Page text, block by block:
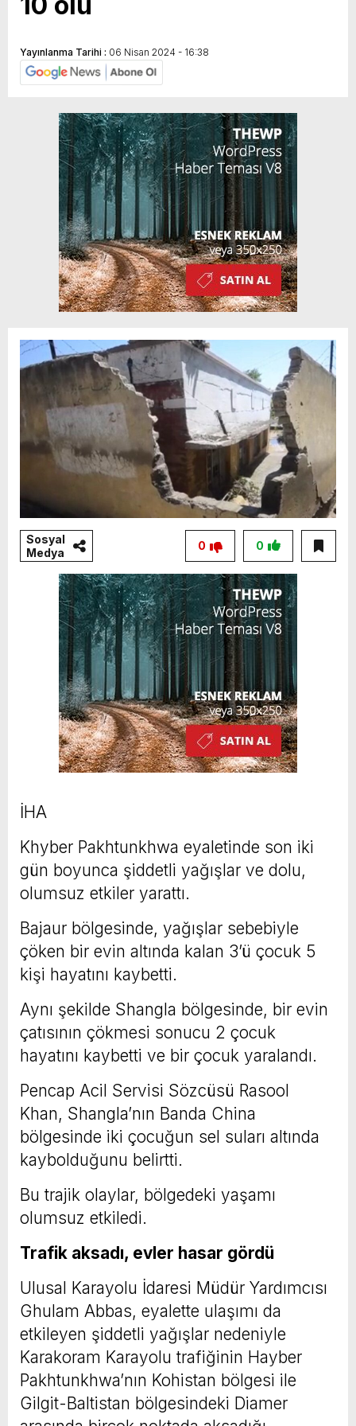
Yayınlanma Tarihi : 06 Nisan 2024 - 16:38
Sosyal
Medya
0
0
İHA
Khyber Pakhtunkhwa eyaletinde son iki
gün boyunca şiddetli yağışlar ve dolu,
olumsuz etkiler yarattı.
Bajaur bölgesinde, yağışlar sebebiyle
çöken bir evin altında kalan 3’ü çocuk 5
kişi hayatını kaybetti.
Aynı şekilde Shangla bölgesinde, bir evin
çatısının çökmesi sonucu 2 çocuk
hayatını kaybetti ve bir çocuk yaralandı.
Pencap Acil Servisi Sözcüsü Rasool
Khan, Shangla’nın Banda China
bölgesinde iki çocuğun sel suları altında
kaybolduğunu belirtti.
Bu trajik olaylar, bölgedeki yaşamı
olumsuz etkiledi.
Trafik aksadı, evler hasar gördü
Ulusal Karayolu İdaresi Müdür Yardımcısı
Ghulam Abbas, eyalette ulaşımı da
etkileyen şiddetli yağışlar nedeniyle
Karakoram Karayolu trafiğinin Hayber
Pakhtunkhwa’nın Kohistan bölgesi ile
Gilgit-Baltistan bölgesindeki Diamer